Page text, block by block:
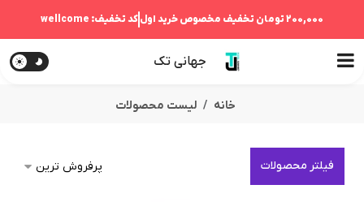
200,000 تومان تخفیف مخصوص خرید اولکد تخفیف: wellcome
جهانی تک
خانه لیست محصولات
فیلتر محصولات